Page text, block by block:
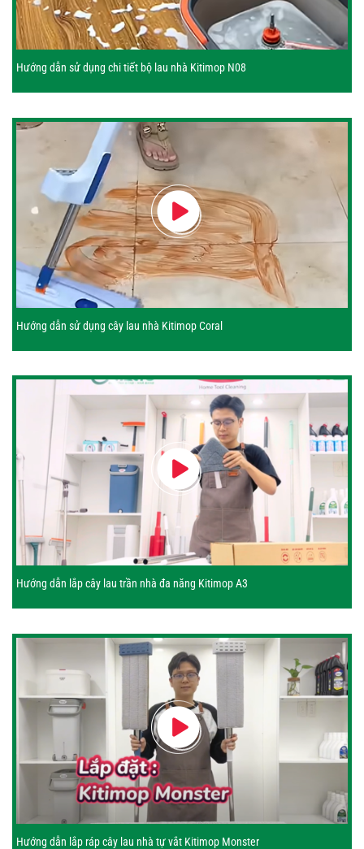
Hướng dẫn sử dụng chi tiết bộ lau nhà Kitimop N08
Hướng dẫn sử dụng cây lau nhà Kitimop Coral
Hướng dẫn lắp cây lau trần nhà đa năng Kitimop A3
Hướng dẫn lắp ráp cây lau nhà tự vắt Kitimop Monster